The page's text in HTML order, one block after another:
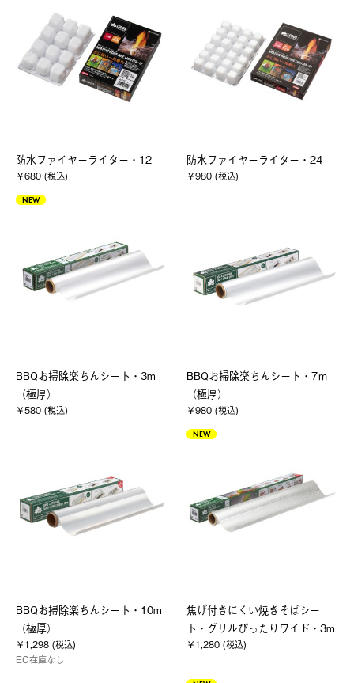
防水ファイヤーライター・12
￥680 (税込)
防水ファイヤーライター・24
￥980 (税込)
NEW
BBQお掃除楽ちんシート・3m
（極厚）
￥580 (税込)
BBQお掃除楽ちんシート・7ｍ
（極厚）
￥980 (税込)
BBQお掃除楽ちんシート・10m
（極厚）
￥1,298 (税込)
EC在庫なし
NEW
焦げ付きにくい焼きそばシー
ト・グリルぴったりワイド・3m
￥1,280 (税込)